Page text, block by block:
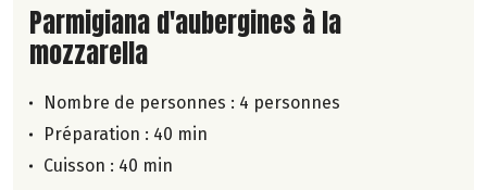
Lire la suite de la recette
Parmigiana d'aubergines à la
mozzarella
Nombre de personnes : 4 personnes
Préparation : 40 min
Cuisson : 40 min